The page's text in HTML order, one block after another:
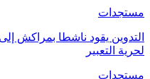
مستجدات
التدوين يقود ناشطا بمراكش
لحرية التعبير
مستجدات